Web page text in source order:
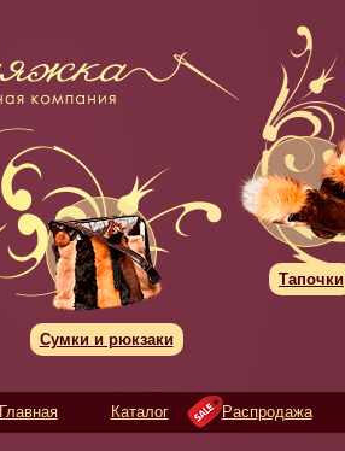
Сумки и рюкзаки
Тапочки
Главная Каталог Распродажа